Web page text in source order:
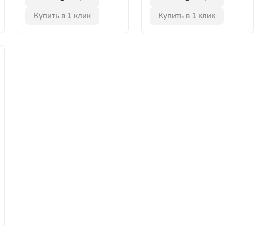
Купить в 1 клик Купить в 1 клик